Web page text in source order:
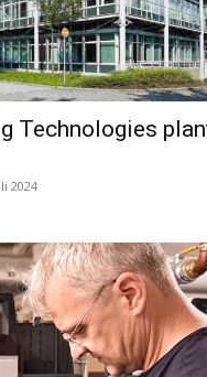
Technologies
2024